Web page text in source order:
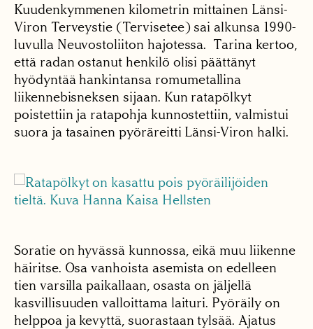
Kuudenkymmenen kilometrin mittainen Länsi-
Viron Terveystie (Tervisetee) sai alkunsa 1990-
luvulla Neuvostoliiton hajotessa. Tarina kertoo,
että radan ostanut henkilö olisi päättänyt
hyödyntää hankintansa romumetallina
liikennebisneksen sijaan. Kun ratapölkyt
poistettiin ja ratapohja kunnostettiin, valmistui
suora ja tasainen pyöräreitti Länsi-Viron halki.
Soratie on hyvässä kunnossa, eikä muu liikenne
häiritse. Osa vanhoista asemista on edelleen
tien varsilla paikallaan, osasta on jäljellä
kasvillisuuden valloittama laituri. Pyöräily on
helppoa ja kevyttä, suorastaan tylsää. Ajatus